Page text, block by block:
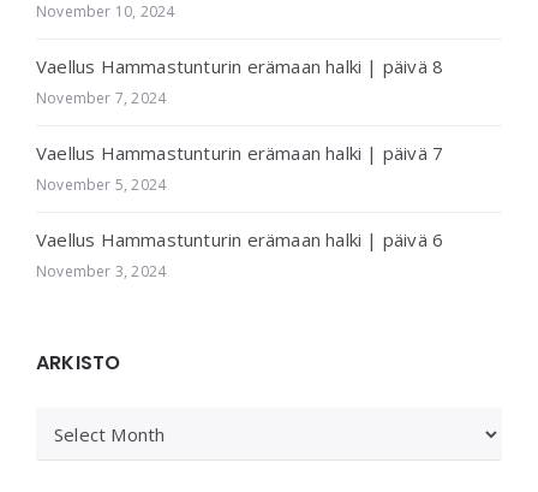
November 10, 2024
Vaellus Hammastunturin erämaan halki | päivä 8
November 7, 2024
Vaellus Hammastunturin erämaan halki | päivä 7
November 5, 2024
Vaellus Hammastunturin erämaan halki | päivä 6
November 3, 2024
ARKISTO